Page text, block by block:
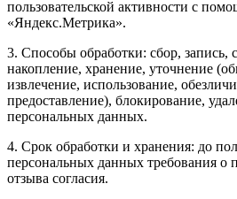
пользовательской активности с
«Яндекс.Метрика».
3. Способы обработки: сбор, запись,
накопление, хранение, уточнение
извлечение, использование,
предоставление), блокирование,
персональных данных.
4. Срок обработки и хранения: до
персональных данных требования о
отзыва согласия.